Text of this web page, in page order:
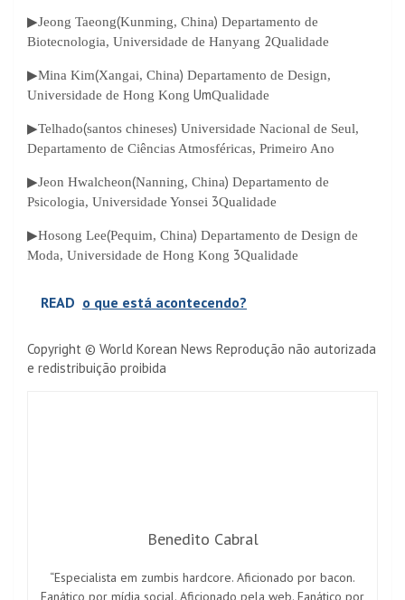
▶Jeong Taeong(Kunming, China) Departamento de
Biotecnologia, Universidade de Hanyang 2Qualidade
▶Mina Kim(Xangai, China) Departamento de Design,
Universidade de Hong Kong UmQualidade
▶Telhado(santos chineses) Universidade Nacional de Seul,
Departamento de Ciências Atmosféricas, Primeiro Ano
▶Jeon Hwalcheon(Nanning, China) Departamento de
Psicologia, Universidade Yonsei 3Qualidade
▶Hosong Lee(Pequim, China) Departamento de Design de
Moda, Universidade de Hong Kong 3Qualidade
READ o que está acontecendo?
Copyright © World Korean News Reprodução não autorizada
e redistribuição proibida
Benedito Cabral
“Especialista em zumbis hardcore. Aficionado por bacon.
Fanático por mídia social. Aficionado pela web. Fanático por